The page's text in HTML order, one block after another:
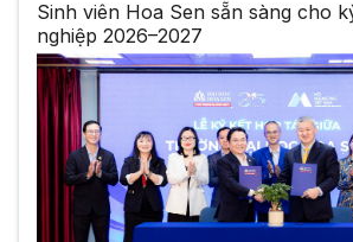
Sinh viên Hoa Sen sẵn sàng cho
nghiệp 2026–2027